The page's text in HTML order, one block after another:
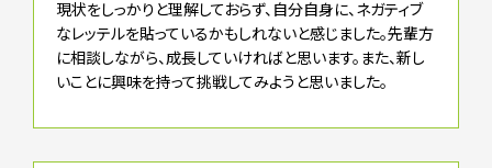
現状をしっかりと理解しておらず、自分自身に、ネガティブ
なレッテルを貼っているかもしれないと感じました。先輩方
に相談しながら、成長していければと思います。また、新し
いことに興味を持って挑戦してみようと思いました。